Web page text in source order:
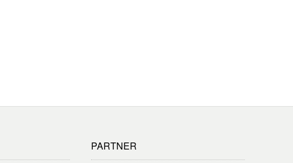
PARTNER